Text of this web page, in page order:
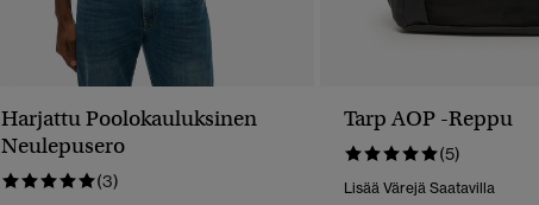
Harjattu Poolokauluksinen
Neulepusero
(3)
Tarp AOP -reppu
(5)
Lisää Värejä Saatavilla